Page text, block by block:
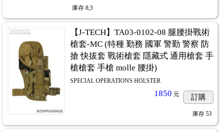
庫存 8;3
【J-TECH】TA03-0102-08 腿腰掛戰術
槍套-MC (特種 勤務 國軍 警勤 警察 防
搶 快拔套 戰術槍套 隱藏式 通用槍套 手
槍槍套 手槍 molle 腰掛)
SPECIAL OPERATIONS HOLSTER
1850 元 訂購
庫存 53